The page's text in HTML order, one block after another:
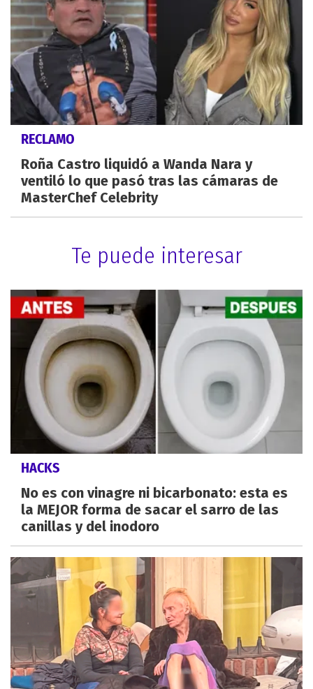
RECLAMO
Roña Castro liquidó a Wanda Nara y
ventiló lo que pasó tras las cámaras de
MasterChef Celebrity
Te puede interesar
HACKS
No es con vinagre ni bicarbonato: esta es
la MEJOR forma de sacar el sarro de las
canillas y del inodoro